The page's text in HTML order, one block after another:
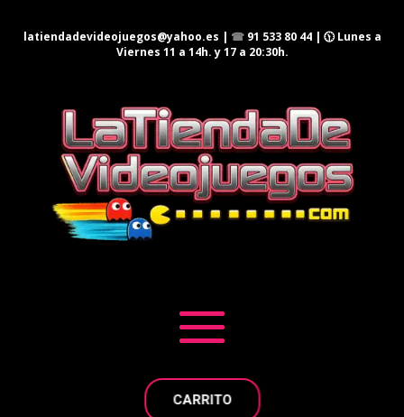
latiendadevideojuegos@yahoo.es | ☎ 91 533 80 44| 🕦 Lunes a
Viernes 11 a 14h. y 17 a 20:30h.
CARRITO